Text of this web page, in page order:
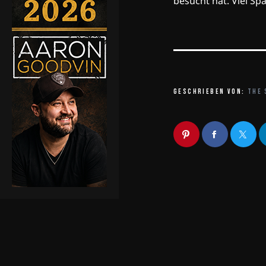
GESCHRIEBEN VON: THE